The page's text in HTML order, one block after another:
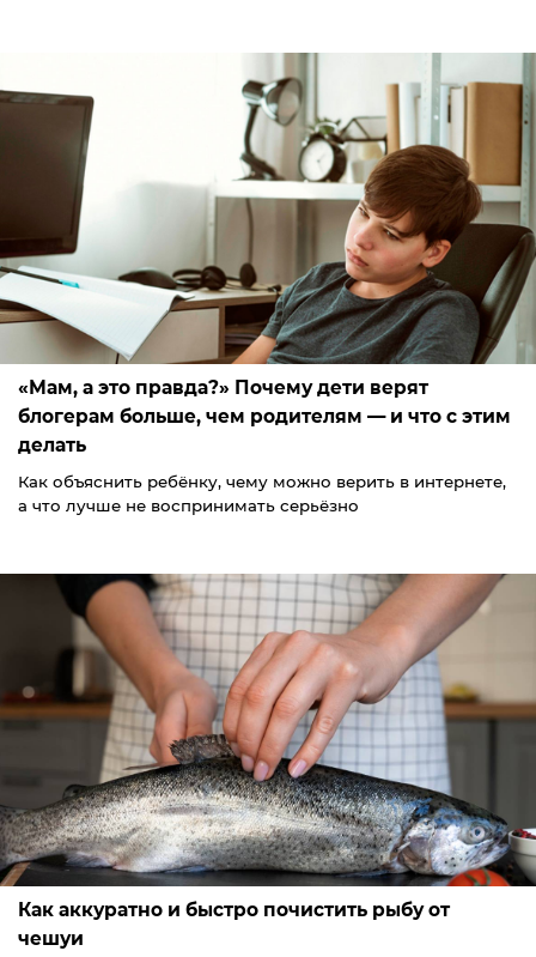
«Мам, а это правда?» Почему дети верят
блогерам больше, чем родителям — и что с этим
делать
Как объяснить ребёнку, чему можно верить в интернете,
а что лучше не воспринимать серьёзно
Как аккуратно и быстро почистить рыбу от
чешуи